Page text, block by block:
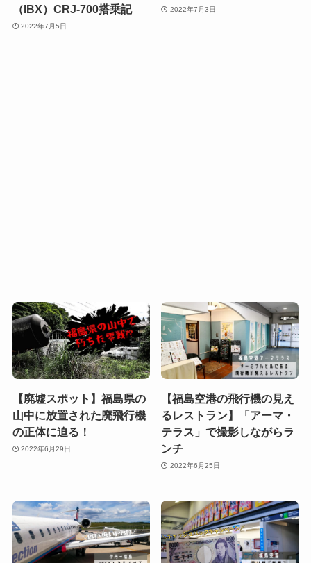
（IBX）CRJ-700搭乗記
2022年7月5日
2022年7月3日
【廃墟スポット】福島県の
山中に放置された廃飛行機
の正体に迫る！
2022年6月29日
【福島空港の飛行機の見え
るレストラン】「アーマ・
テラス」で撮影しながらラ
ンチ
2022年6月25日